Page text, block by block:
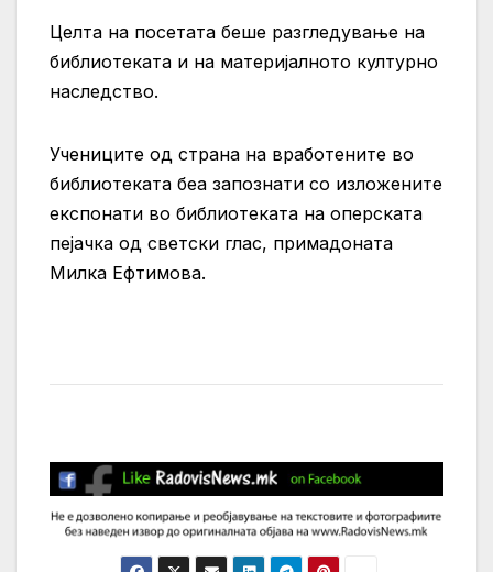
Целта на посетата беше разгледување на
библиотеката и на материјалното културно
наследство.
Учениците од страна на вработените во
библиотеката беа запознати со изложените
експонати во библиотеката на оперската
пејачка од светски глас, примадоната
Милка Ефтимова.